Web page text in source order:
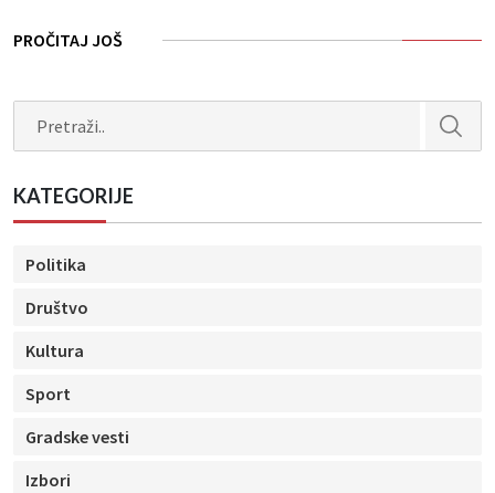
PROČITAJ JOŠ
KATEGORIJE
Politika
Društvo
Kultura
Sport
Gradske vesti
Izbori